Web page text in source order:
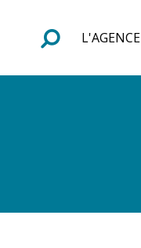
F
o
r
m
u
l
a
i
r
e
d
e
r
e
c
h
e
r
c
h L'AGENCE